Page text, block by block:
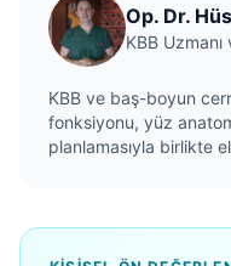
Op. Dr.
KBB
KBB ve baş-boyun
fonksiyonu, yüz
planlamasıyla birlikte